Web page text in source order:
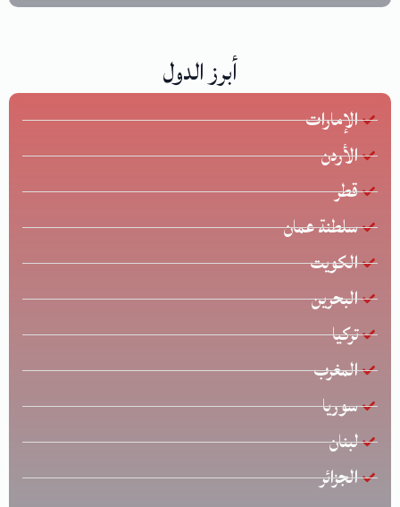
أبرز الدول
الإمارات
الأردن
قطر
سلطنة عمان
الكويت
البحرين
تركيا
المغرب
سوريا
لبنان
الجزائر